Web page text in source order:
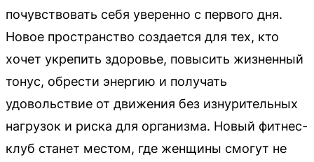
почувствовать себя уверенно с первого дня.
Новое пространство создается для тех, кто
хочет укрепить здоровье, повысить жизненный
тонус, обрести энергию и получать
удовольствие от движения без изнурительных
нагрузок и риска для организма. Новый фитнес-
клуб станет местом, где женщины смогут не